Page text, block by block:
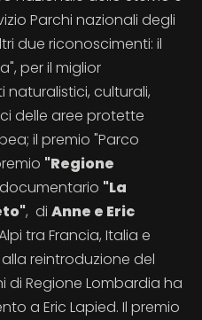
Parchi nazionali degli
due riconoscimenti: il
per il miglior
culturali,
delle aree protette
il premio "Parco
"Regione
"La
, di Anne e Eric
tra Francia, Italia e
reintroduzione del
di Regione Lombardia ha
a Eric Lapied. Il premio